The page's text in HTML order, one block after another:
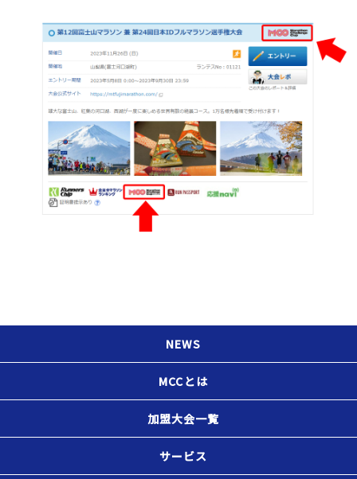
NEWS
MCCとは
加盟大会一覧
サービス